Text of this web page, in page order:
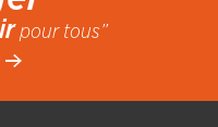
pour tous”